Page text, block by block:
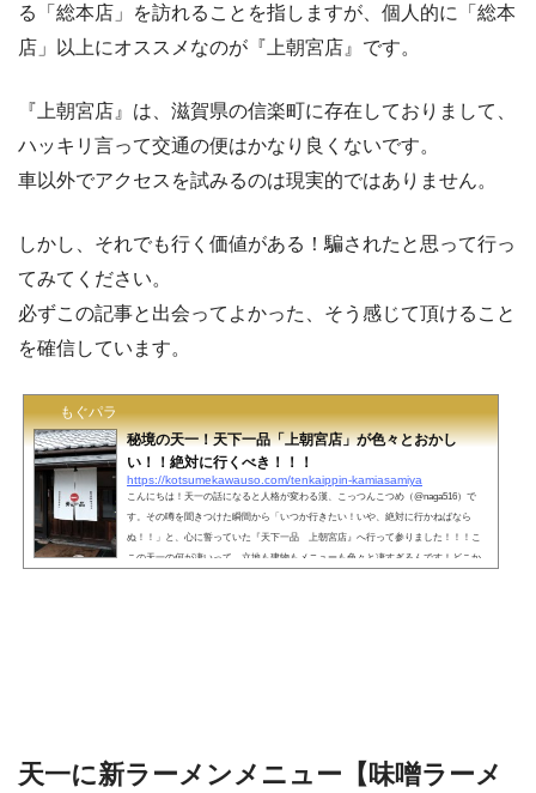
る「総本店」を訪れることを指しますが、個人的に「総本
店」以上にオススメなのが『上朝宮店』です。
『上朝宮店』は、滋賀県の信楽町に存在しておりまして、
ハッキリ言って交通の便はかなり良くないです。
車以外でアクセスを試みるのは現実的ではありません。
しかし、それでも行く価値がある！騙されたと思って行っ
てみてください。
必ずこの記事と出会ってよかった、そう感じて頂けること
を確信しています。
もぐパラ
秘境の天一！天下一品「上朝宮店」が色々とおかし
い！！絶対に行くべき！！！
https://kotsumekawauso.com/tenkaippin-kamiasamiya
こんにちは！天一の話になると人格が変わる漢、こっつんこつめ（@naga516）で
す。その噂を聞きつけた瞬間から「いつか行きたい！いや、絶対に行かねばなら
ぬ！！」と、心に誓っていた『天下一品 上朝宮店』へ行って参りました！！！こ
この天一の何が凄いって、立地も建物もメニューも色々と凄すぎるんです！どこか
天一に新ラーメンメニュー【味噌ラーメ